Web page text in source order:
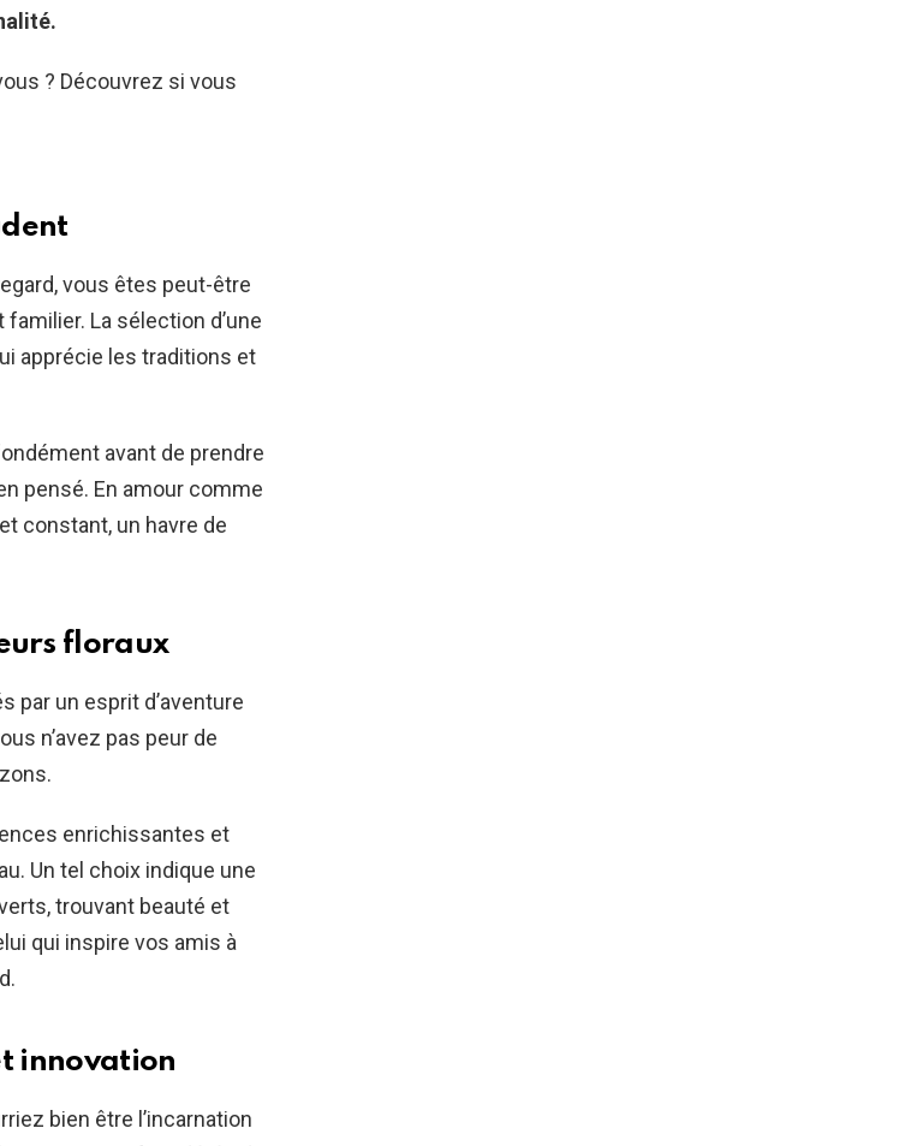
vous êtes peut-être
La sélection d’une
apprécie les traditions et
avant de prendre
pensé. En amour comme
constant, un havre de
floraux
par un esprit d’aventure
n’avez pas peur de
enrichissantes et
Un tel choix indique une
trouvant beauté et
qui inspire vos amis à
innovation
bien être l’incarnation